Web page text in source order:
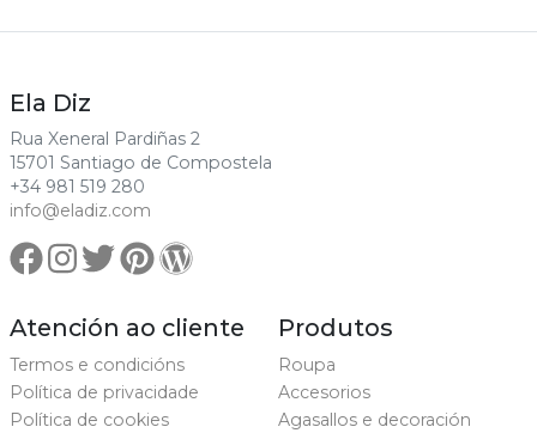
Ela Diz
Rua Xeneral Pardiñas 2
15701 Santiago de Compostela
+34 981 519 280
info@eladiz.com
Atención ao cliente
Termos e condicións
Política de privacidade
Política de cookies
Produtos
Roupa
Accesorios
Agasallos e decoración